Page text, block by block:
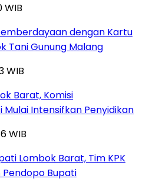
WIB
dengan Kartu
Tani Gunung Malang
WIB
Barat, Komisi
Intensifkan Penyidikan
WIB
Lombok Barat, Tim KPK
Pendopo Bupati